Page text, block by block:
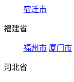
宿迁市
福建省
福州市 厦门市
河北省